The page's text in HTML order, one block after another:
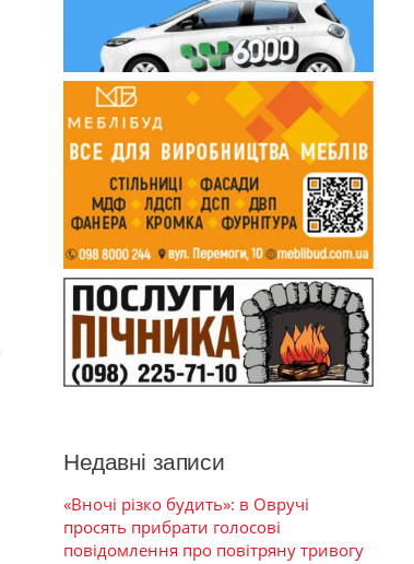
Недавні записи
«Вночі різко будить»: в Овручі
просять прибрати голосові
повідомлення про повітряну тривогу